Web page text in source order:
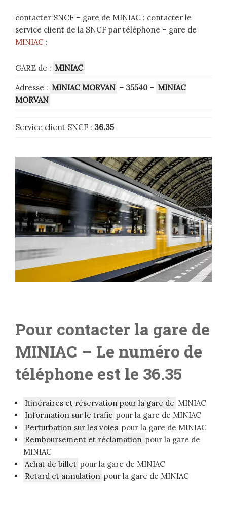
contacter SNCF – gare de MINIAC : contacter le
service client de la SNCF par téléphone – gare de
MINIAC :
GARE de : MINIAC
Adresse : MINIAC MORVAN – 35540 – MINIAC
MORVAN
Service client SNCF : 36.35
Pour contacter la gare de
MINIAC – Le numéro de
téléphone est le 36.35
Itinéraires et réservation pour la gare de MINIAC
Information sur le trafic pour la gare de MINIAC
Perturbation sur les voies pour la gare de MINIAC
Remboursement et réclamation pour la gare de
MINIAC
Achat de billet pour la gare de MINIAC
Retard et annulation pour la gare de MINIAC